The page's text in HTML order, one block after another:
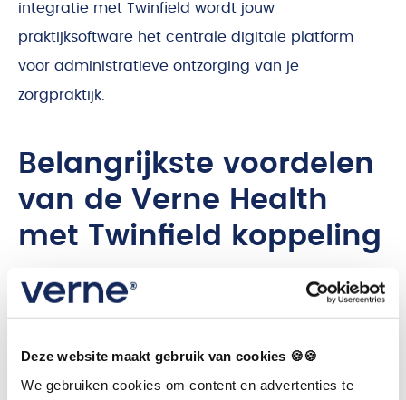
Deze website maakt gebruik van cookies 🍪🍪
We gebruiken cookies om content en advertenties te
integratie met Twinfield wordt jouw
praktijksoftware het centrale digitale platform
voor administratieve ontzorging van je
zorgpraktijk.
Belangrijkste voordelen
van de Verne Health
met Twinfield koppeling
📅Tijdbesparing
: Geen dubbele invoer meer